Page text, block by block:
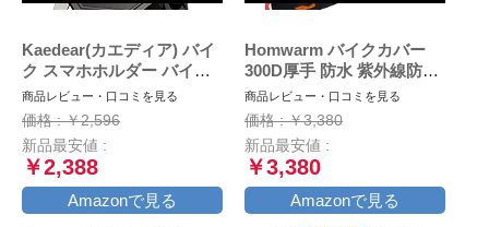
Kaedear(カエディア) バイ
ク スマホホルダー バイク
用スマホホルダー 携帯ホル
ダー 振動吸収 マウント 対
応 スマホ スタンド アルミ
製 マウント ハンドル ミラ
ー 原付 オートバイ 自転車
クイックホールド KDR-
M11C (Black)
商品レビュー・口コミを見る
価格 : ￥2,596
新品最安値 :
￥2,388
Amazonで見る
Homwarm バイクカバー
300D厚手 防水 紫外線防止
盗難防止 収納バッグ付き
(XXL, ブラック)
商品レビュー・口コミを見る
価格 : ￥3,380
新品最安値 :
￥3,380
Amazonで見る